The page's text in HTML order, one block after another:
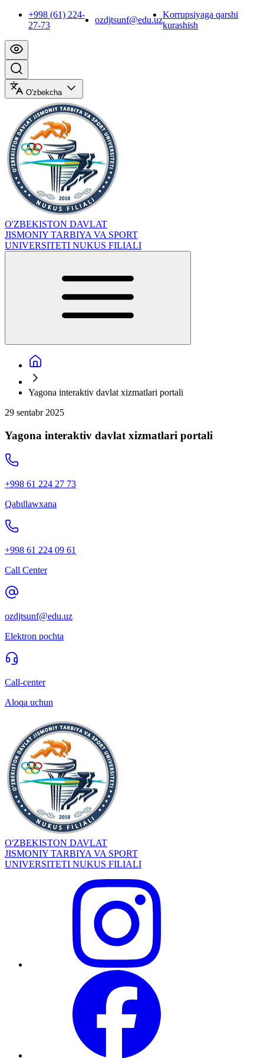
+998 (61) 224-
27-73
ozdjtsunf@edu.uz
Korrupsiyaga qarshi
kurashish
O'zbekcha
O'ZBEKISTON DAVLAT
JISMONIY TARBIYA VA SPORT
UNIVERSITETI NUKUS FILIALI
Yagona interaktiv davlat xizmatlari portali
29 sentabr 2025
Yagona interaktiv davlat xizmatlari portali
+998 61 224 27 73
Qabıllawxana
+998 61 224 09 61
Call Center
ozdjtsunf@edu.uz
Elektron pochta
Call-center
Aloqa uchun
O'ZBEKISTON DAVLAT
JISMONIY TARBIYA VA SPORT
UNIVERSITETI NUKUS FILIALI